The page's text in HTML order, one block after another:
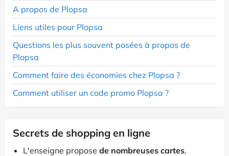
A propos de Plopsa
Liens utiles pour Plopsa
Questions les plus souvent posées à propos de
Plopsa
Comment faire des économies chez Plopsa ?
Comment utiliser un code promo Plopsa ?
Secrets de shopping en ligne
L'enseigne propose de nombreuses cartes,